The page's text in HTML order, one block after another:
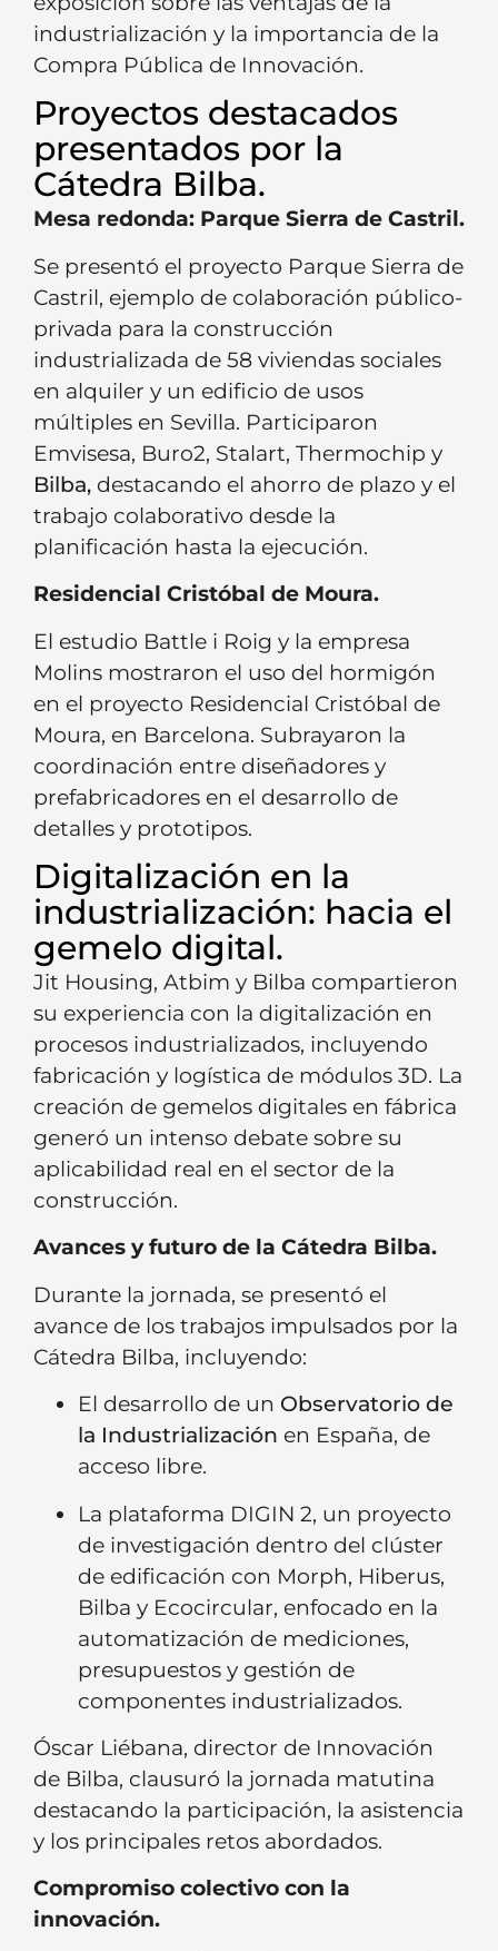
industrialización y la importancia de la
Compra Pública de Innovación.
Proyectos destacados
presentados por la
Cátedra Bilba.
Mesa redonda: Parque Sierra de Castril.
Se presentó el proyecto Parque Sierra de
Castril, ejemplo de colaboración público-
privada para la construcción
industrializada de 58 viviendas sociales
en alquiler y un edificio de usos
múltiples en Sevilla. Participaron
Emvisesa, Buro2, Stalart, Thermochip y
Bilba, destacando el ahorro de plazo y el
trabajo colaborativo desde la
planificación hasta la ejecución.
Residencial Cristóbal de Moura.
El estudio Battle i Roig y la empresa
Molins mostraron el uso del hormigón
en el proyecto Residencial Cristóbal de
Moura, en Barcelona. Subrayaron la
coordinación entre diseñadores y
prefabricadores en el desarrollo de
detalles y prototipos.
Digitalización en la
industrialización: hacia el
gemelo digital.
Jit Housing, Atbim y Bilba compartieron
su experiencia con la digitalización en
procesos industrializados, incluyendo
fabricación y logística de módulos 3D. La
creación de gemelos digitales en fábrica
generó un intenso debate sobre su
aplicabilidad real en el sector de la
construcción.
Avances y futuro de la Cátedra Bilba.
Durante la jornada, se presentó el
avance de los trabajos impulsados por la
Cátedra Bilba, incluyendo:
El desarrollo de un Observatorio de
la Industrialización en España, de
acceso libre.
La plataforma DIGIN 2, un proyecto
de investigación dentro del clúster
de edificación con Morph, Hiberus,
Bilba y Ecocircular, enfocado en la
automatización de mediciones,
presupuestos y gestión de
componentes industrializados.
Óscar Liébana, director de Innovación
de Bilba, clausuró la jornada matutina
destacando la participación, la asistencia
y los principales retos abordados.
Compromiso colectivo con la
innovación.